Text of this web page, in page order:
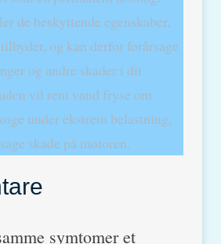
de beskyttende egenskaber,
og kan derfor forårsage
og andre skader i dit
vil rent vand fryse om
under ekstrem belastning,
skade på motoren.
symtomer et